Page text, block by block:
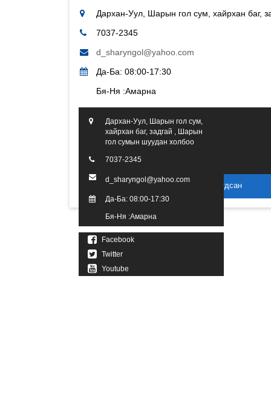
Дархан-Уул, Шарын гол сум, хайрхан баг,
7037-2345
d_sharyngol@yahoo.com
Да-Ба: 08:00-17:30
Бя-Ня :Амарна
Дархан-Уул, Шарын гол сум,
хайрхан баг, задгай , Шарын
гол сумын шуудан холбоо
7037-2345
d_sharyngol@yahoo.com
Да-Ба: 08:00-17:30
Бя-Ня :Амарна
Facebook
Twitter
Youtube
2016 он. Бүх эрх хуулиар хамгаалагдсан